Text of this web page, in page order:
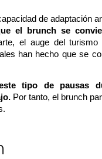
de adaptación
el brunch se
el auge del
han hecho que se
tipo de pausas
Por tanto, el brunch